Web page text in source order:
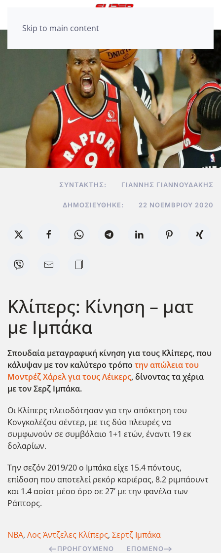
Skip to main content
ΣΥΝΤΆΚΤΗΣ: ΓΙΆΝΝΗΣ ΓΙΑΝΝΟΥΔΆΚΗΣ
ΔΗΜΟΣΙΕΎΘΗΚΕ: 22 ΝΟΕΜΒΡΊΟΥ 2020
Κλίπερς: Κίνηση – ματ
με Ιμπάκα
Σπουδαία μεταγραφική κίνηση για τους Κλίπερς, που
κάλυψαν με τον καλύτερο τρόπο την απώλεια του
Μοντρέζ Χάρελ για τους Λέικερς, δίνοντας τα χέρια
με τον Σερζ Ιμπάκα.
Οι Κλίπερς πλειοδότησαν για την απόκτηση του
Κονγκολέζου σέντερ, με τις δύο πλευρές να
συμφωνούν σε συμβόλαιο 1+1 ετών, έναντι 19 εκ
δολαρίων.
Την σεζόν 2019/20 ο Ιμπάκα είχε 15.4 πόντους,
επίδοση που αποτελεί ρεκόρ καριέρας, 8.2 ριμπάουντ
και 1.4 ασίστ μέσο όρο σε 27’ με την φανέλα των
Ράπτορς.
ΝΒΑ, Λος Άντζελες Κλίπερς, Σερτζ Ιμπάκα
ΠΡΟΗΓΟΎΜΕΝΟ ΕΠΌΜΕΝΟ